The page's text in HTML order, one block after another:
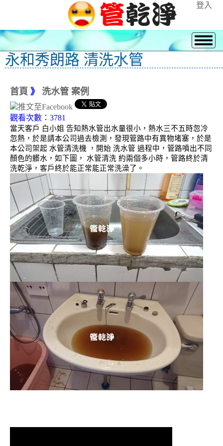
登入
永和秀朗路 清洗水管
首頁 》 洗水管 案例
觀看次數：3781
當天客戶 白小姐 告知熱水管出水量很小，熱水三不五時忽冷
忽熱，於是請本公司過去檢測，發現管路中有異物堵塞，於是
本公司架起 水管清洗機 ，開始 洗水管 過程中，管路噴出不同
顏色的髒水，如下圖， 水管清洗 約兩個多小時，管路終於清
洗乾淨，客戶終於能正常能正常洗澡了。